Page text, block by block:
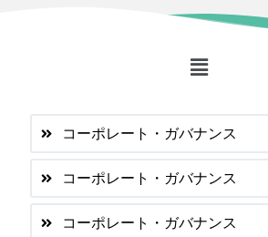
コーポレート・ガバナンス
コーポレート・ガバナンス
コーポレート・ガバナンス